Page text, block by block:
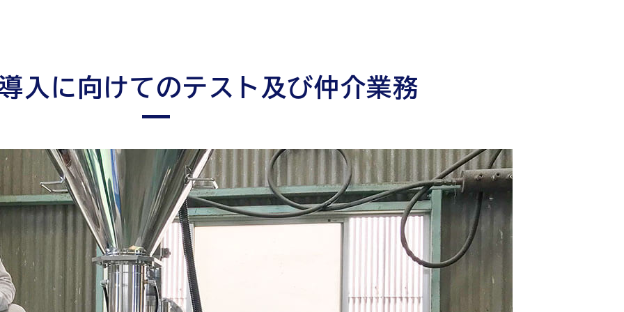
入に向けてのテスト及び仲介業務